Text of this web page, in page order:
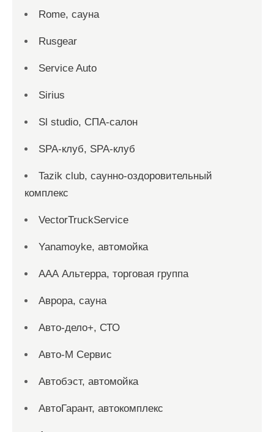
Rome, сауна
Rusgear
Service Auto
Sirius
Sl studio, СПА-салон
SPA-клуб, SPA-клуб
Tazik club, саунно-оздоровительный
комплекс
VectorTruckService
Yanamoyke, автомойка
ААА Альтерра, торговая группа
Аврора, сауна
Авто-дело+, СТО
Авто-М Сервис
Автобэст, автомойка
АвтоГарант, автокомплекс